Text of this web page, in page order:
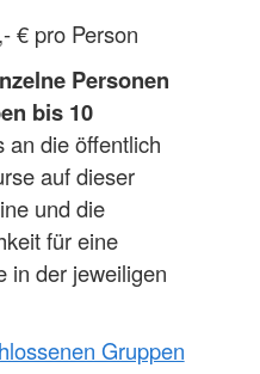
€ pro Person
Personen
bis 10
an die öffentlich
auf dieser
und die
für eine
in der jeweiligen
Gruppen